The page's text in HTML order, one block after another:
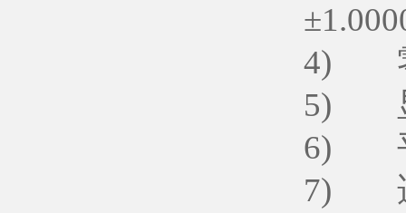
4) 零
5) 显
6) 平
7) 适